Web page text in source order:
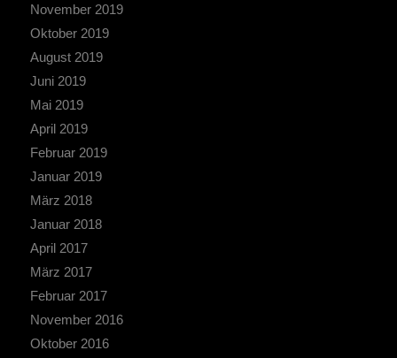
November 2019
Oktober 2019
August 2019
Juni 2019
Mai 2019
April 2019
Februar 2019
Januar 2019
März 2018
Januar 2018
April 2017
März 2017
Februar 2017
November 2016
Oktober 2016